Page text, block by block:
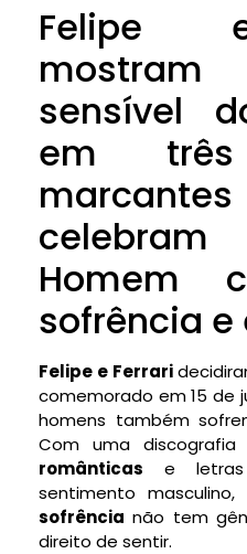
Felipe
sensível
em três
Homem
sofrência e
Felipe e Ferrari
comemorado em 15 de
homens também
Com uma
românticas e letras
sentimento
sofrência não tem
direito de sentir.